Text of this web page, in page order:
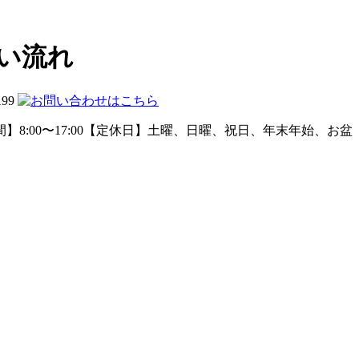
流れ
】8:00〜17:00【定休日】土曜、日曜、祝日、年末年始、お盆